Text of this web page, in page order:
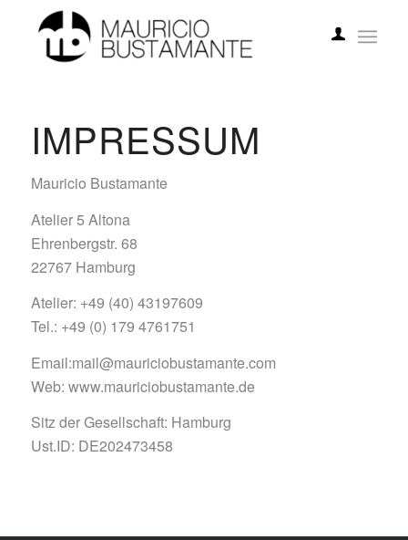
IMPRESSUM
Mauricio Bustamante
Atelier 5 Altona
Ehrenbergstr. 68
22767 Hamburg
Atelier: +49 (40) 43197609
Tel.: +49 (0) 179 4761751
Email:mail@mauriciobustamante.com
Web: www.mauriciobustamante.de
Sitz der Gesellschaft: Hamburg
Ust.ID: DE202473458